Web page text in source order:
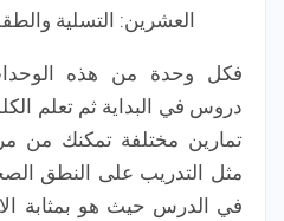
العشرين: التسلية
فكل وحدة من هذه
دروس في البداية ثم تعلم
تمارين مختلفة تمكنك من
مثل التدريب على النطق
في الدرس حيث هو بمثابة